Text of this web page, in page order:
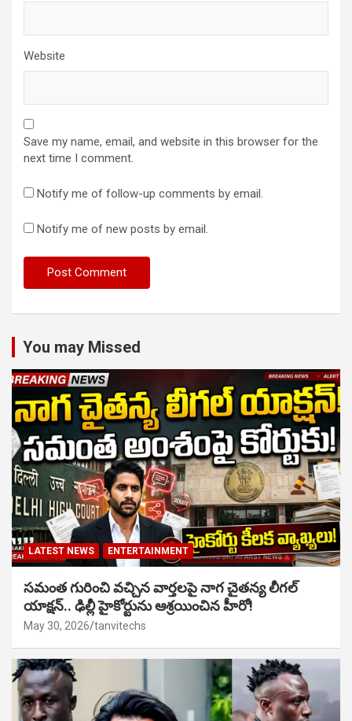
Website
Save my name, email, and website in this browser for the
next time I comment.
Notify me of follow-up comments by email.
Notify me of new posts by email.
You may Missed
LATEST NEWS ENTERTAINMENT
సమంత గురించి వచ్చిన వార్తలపై నాగ చైతన్య లీగల్
యాక్షన్.. ఢిల్లీ హైకోర్టును ఆశ్రయించిన హీరో!
May 30, 2026 tanvitechs